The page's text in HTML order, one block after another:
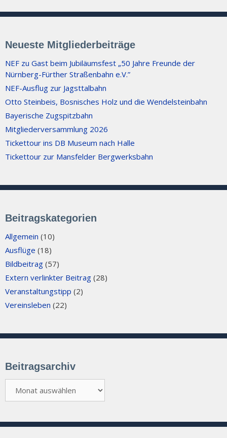
Neueste Mitgliederbeiträge
NEF zu Gast beim Jubiläumsfest „50 Jahre Freunde der
Nürnberg-Fürther Straßenbahn e.V.”
NEF-Ausflug zur Jagsttalbahn
Otto Steinbeis, Bosnisches Holz und die Wendelsteinbahn
Bayerische Zugspitzbahn
Mitgliederversammlung 2026
Tickettour ins DB Museum nach Halle
Tickettour zur Mansfelder Bergwerksbahn
Beitragskategorien
Allgemein (10)
Ausflüge (18)
Bildbeitrag (57)
Extern verlinkter Beitrag (28)
Veranstaltungstipp (2)
Vereinsleben (22)
Beitragsarchiv